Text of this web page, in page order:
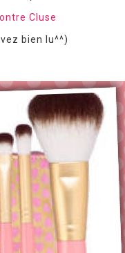
Cluse
bien lu^^)